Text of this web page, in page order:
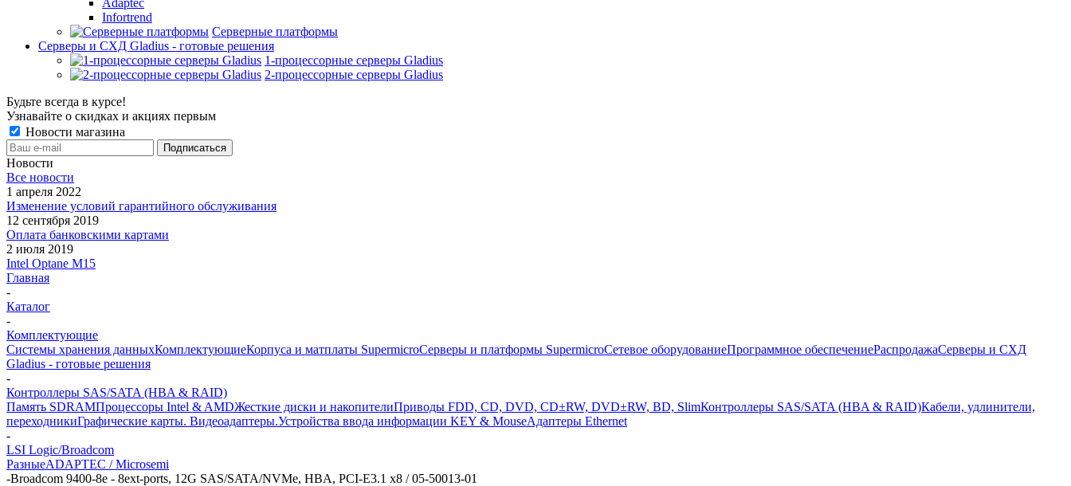
Adaptec
Infortrend
Серверные платформы
Серверы и СХД Gladius - готовые решения
1-процессорные серверы Gladius
2-процессорные серверы Gladius
Будьте всегда в курсе!
Узнавайте о скидках и акциях первым
Новости магазина
Новости
Все новости
1 апреля 2022
Изменение условий гарантийного обслуживания
12 сентября 2019
Оплата банковскими картами
2 июля 2019
Intel Optane M15
Главная
-
Каталог
-
Комплектующие
Системы хранения данныхКомплектующиеКорпуса и матплаты SupermicroСерверы и платформы SupermicroСетевое оборудованиеПрограммное обеспечениеРаспродажаСерверы и СХД
Gladius - готовые решения
-
Контроллеры SAS/SATA (HBA & RAID)
Память SDRAMПроцессоры Intel & AMDЖесткие диски и накопителиПриводы FDD, CD, DVD, CD±RW, DVD±RW, BD, SlimКонтроллеры SAS/SATA (HBA & RAID)Кабели, удлинители,
переходникиГрафические карты. Видеоадаптеры.Устройства ввода информации KEY & MouseАдаптеры Ethernet
-
LSI Logic/Broadcom
РазныеADAPTEC / Microsemi
-Broadcom 9400-8e - 8ext-ports, 12G SAS/SATA/NVMe, HBA, PCI-E3.1 x8 / 05-50013-01